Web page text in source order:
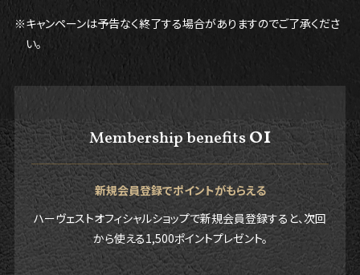
※キャンペーンは予告なく終了する場合がありますのでご了承くださ
い。
Membership benefits01
新規会員登録でポイントがもらえる
ハーヴェストオフィシャルショップで新規会員登録すると、次回
から使える1,500ポイントプレゼント。